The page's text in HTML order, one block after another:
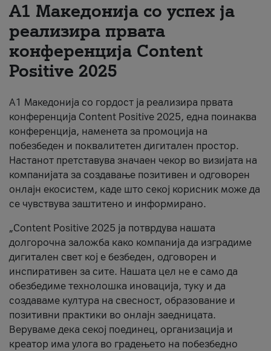
#ПодобарОнлајн
А1 Македонија со успех ја
реализира првата
конференција Content
Positive 2025
А1 Македонија со гордост ја реализира првата
конференција Content Positive 2025, една поинаква
конференција, наменета за промоција на
побезбеден и поквалитетен дигитален простор.
Настанот претставува значаен чекор во визијата на
компанијата за создавање позитивен и одговорен
онлајн екосистем, каде што секој корисник може да
се чувствува заштитено и информирано.
„Content Positive 2025 ја потврдува нашата
долгорочна заложба како компанија да изградиме
дигитален свет кој е безбеден, одговорен и
инспиративен за сите. Нашата цел не е само да
обезбедиме технолошка иновација, туку и да
создаваме култура на свесност, образование и
позитивни практики во онлајн заедницата.
Веруваме дека секој поединец, организација и
креатор има улога во градењето на побезбедно